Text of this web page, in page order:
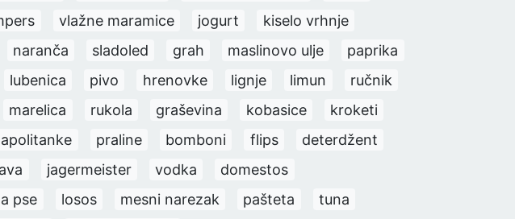
vlažne maramice jogurt
kiselo vrhnje
naranča sladoled grah maslinovo ulje
paprika
lubenica pivo hrenovke lignje limun
ručnik
marelica rukola graševina kobasice
kroketi
praline bomboni flips
deterdžent
jagermeister vodka
domestos
pse losos mesni narezak pašteta
tuna